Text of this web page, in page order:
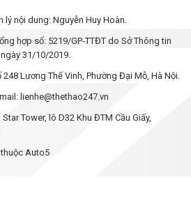
lý nội dung: Nguyễn Huy Hoàn.
hợp số: 5219/GP-TTĐT do Sở Thông tin
31/10/2019.
Lương Thế Vinh, Phường Đại Mỗ, Hà Nội.
lienhe@thethao247.vn
Tower, lô D32 Khu ĐTM Cầu Giấy,
Auto5